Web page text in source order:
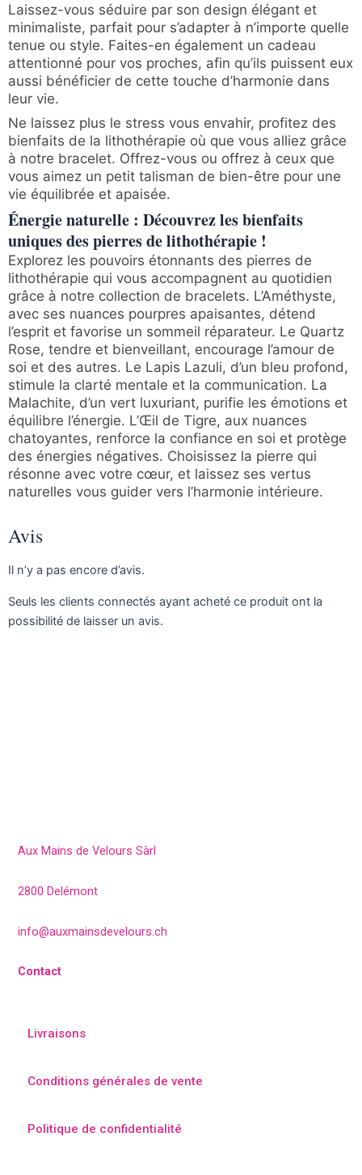
Laissez-vous séduire par son design élégant et
minimaliste, parfait pour s’adapter à n’importe quelle
tenue ou style. Faites-en également un cadeau
attentionné pour vos proches, afin qu’ils puissent eux
aussi bénéficier de cette touche d’harmonie dans
leur vie.
Ne laissez plus le stress vous envahir, profitez des
bienfaits de la lithothérapie où que vous alliez grâce
à notre bracelet. Offrez-vous ou offrez à ceux que
vous aimez un petit talisman de bien-être pour une
vie équilibrée et apaisée.
Énergie naturelle : Découvrez les bienfaits
uniques des pierres de lithothérapie !
Explorez les pouvoirs étonnants des pierres de
lithothérapie qui vous accompagnent au quotidien
grâce à notre collection de bracelets. L’Améthyste,
avec ses nuances pourpres apaisantes, détend
l’esprit et favorise un sommeil réparateur. Le Quartz
Rose, tendre et bienveillant, encourage l’amour de
soi et des autres. Le Lapis Lazuli, d’un bleu profond,
stimule la clarté mentale et la communication. La
Malachite, d’un vert luxuriant, purifie les émotions et
équilibre l’énergie. L’Œil de Tigre, aux nuances
chatoyantes, renforce la confiance en soi et protège
des énergies négatives. Choisissez la pierre qui
résonne avec votre cœur, et laissez ses vertus
naturelles vous guider vers l’harmonie intérieure.
Avis
Il n’y a pas encore d’avis.
Seuls les clients connectés ayant acheté ce produit ont la
possibilité de laisser un avis.
Aux Mains de Velours Sàrl
2800 Delémont
info@auxmainsdevelours.ch
Contact
Livraisons
Conditions générales de vente
Politique de confidentialité